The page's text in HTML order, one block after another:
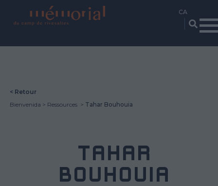
< Retour
Bienvenida
Ressources Tahar Bouhouia
TAHAR
BOUHOUIA